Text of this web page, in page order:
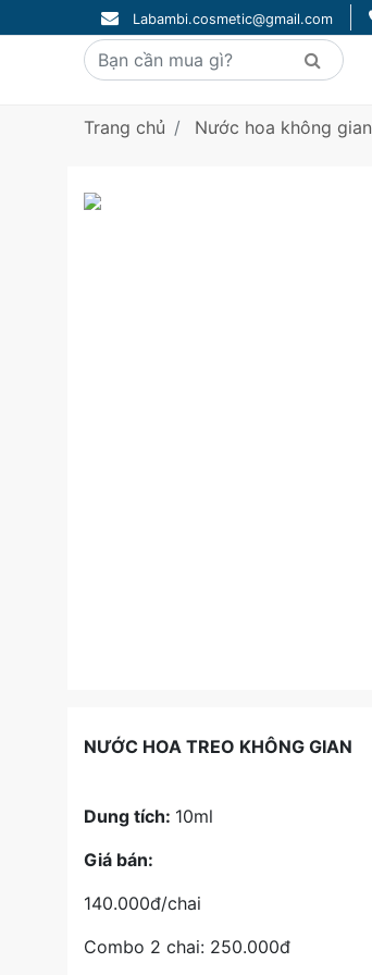
Labambi.cosmetic@gmail.com
Trang chủ Nước hoa không gian
NƯỚC HOA TREO KHÔNG GIAN
Dung tích: 10ml
Giá bán:
140.000đ/chai
Combo 2 chai: 250.000đ